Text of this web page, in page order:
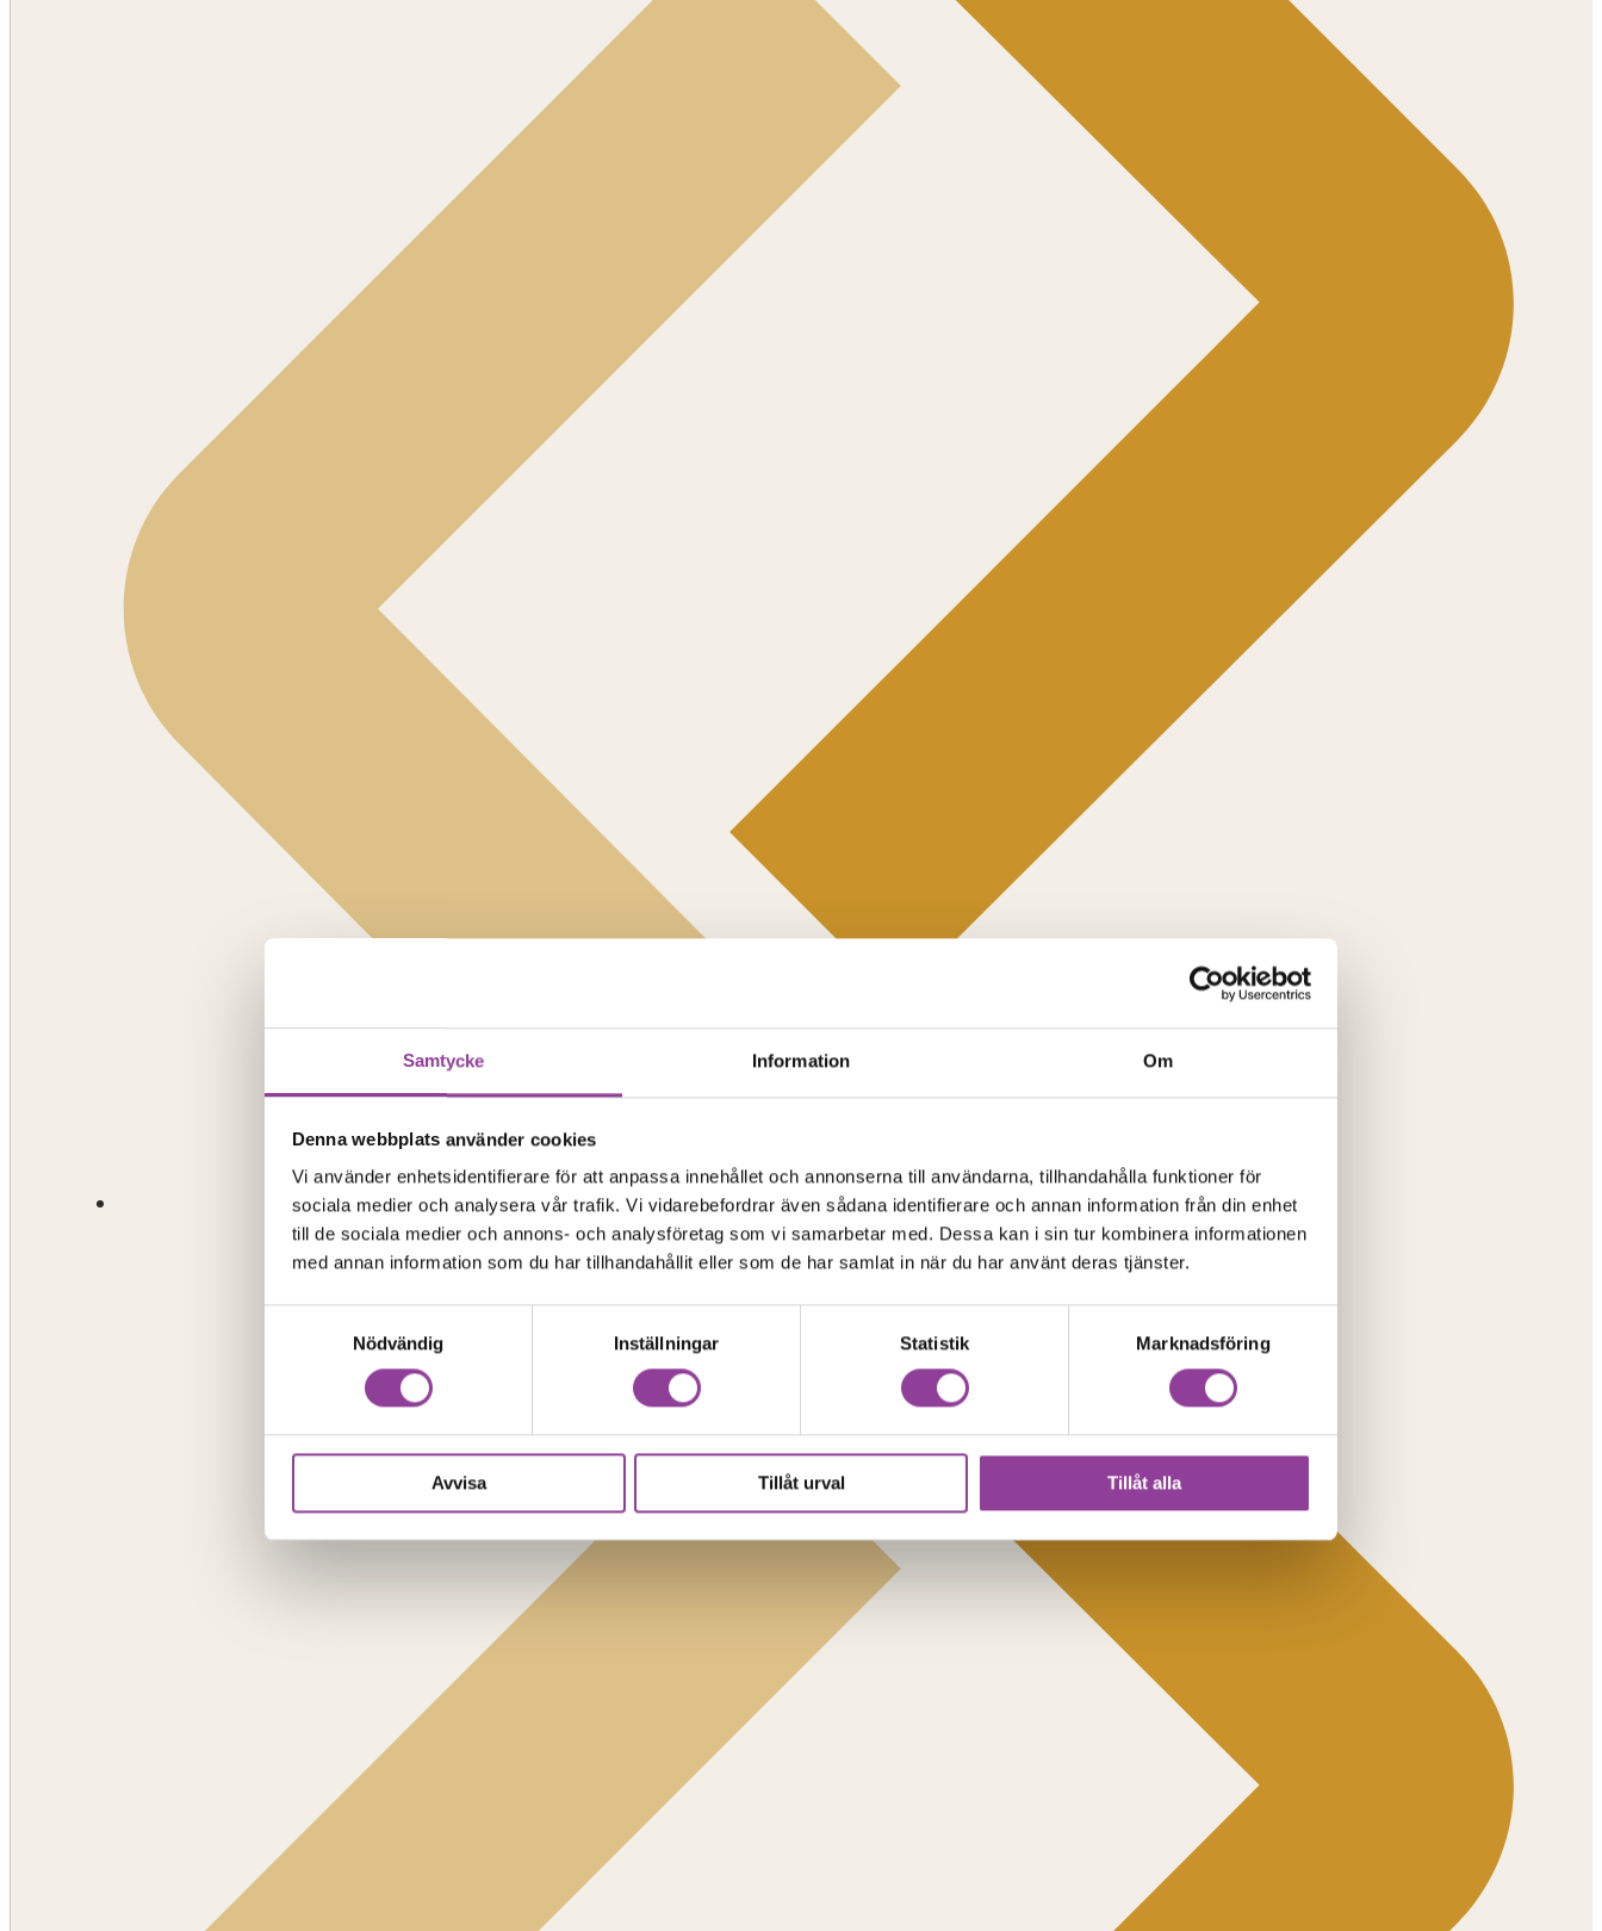
Samtycke Information Om
Denna webbplats använder cookies
Vi använder enhetsidentifierare för att anpassa innehållet och annonserna till användarna, tillhandahålla funktioner för
sociala medier och analysera vår trafik. Vi vidarebefordrar även sådana identifierare och annan information från din enhet
till de sociala medier och annons- och analysföretag som vi samarbetar med. Dessa kan i sin tur kombinera informationen
med annan information som du har tillhandahållit eller som de har samlat in när du har använt deras tjänster.
Nödvändig
Inställningar Statistik Marknadsföring
Avvisa Tillåt urval Tillåt alla